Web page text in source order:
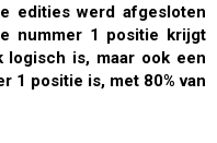
edities werd afgesloten
nummer 1 positie krijgt
logisch is, maar ook een
1 positie is, met 80% van